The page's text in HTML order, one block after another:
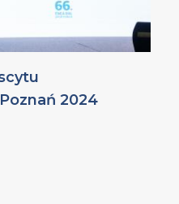
2024